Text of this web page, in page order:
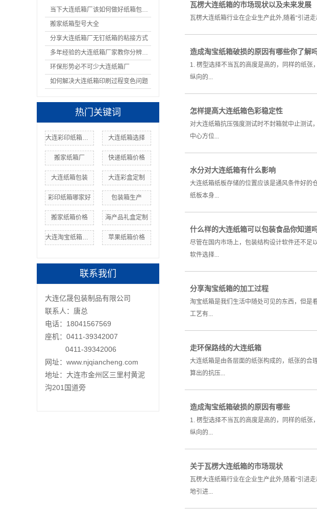
当下大连纸箱厂该如何做好纸箱包装呢
搬家纸箱型号大全
分享大连纸箱厂无钉纸箱的粘接方式
多年经验的大连纸箱厂家教你分辨纸箱的材质
环保形势必不可少大连纸箱厂
如何解决大连纸箱印刷过程变色问题
热门关键词
大连彩印纸箱优点 大连纸箱选择
搬家纸箱厂 快递纸箱价格
大连纸箱包装 大连彩盒定制
彩印纸箱哪家好 包装箱生产
搬家纸箱价格 海产品礼盒定制
大连淘宝纸箱定制 苹果纸箱价格
联系我们
大连亿晟包装制品有限公司
联系人：唐总
电话：18041567569
座机：0411-39342007
0411-39342006
网址：www.njqiancheng.com
地址：大连市金州区三里村黄泥
沟201国道旁
瓦楞大连纸箱的市场现状以及未来发展
瓦楞大连纸箱行业在企业生产此外,随着“引进
造成淘宝纸箱破损的原因有哪些你了解
1. 楞型选择不当瓦的高度是高的，同样的纸
纵向的...
怎样提高大连纸箱色彩稳定性
对大连纸箱抗压强度测试时不封箱就中止测试
中心方位...
水分对大连纸箱有什么影响
大连纸箱纸板存储的位置应该是通风条件好的
纸板本身...
什么样的大连纸箱可以包装食品你知道
尽管在国内市场上，包装结构设计软件还不足
软件选择...
分享淘宝纸箱的加工过程
淘宝纸箱是我们生活中随处可见的东西，但是
工艺有...
走环保路线的大连纸箱
大连纸箱是由各层面的纸张构成的，纸张的合
算出的抗压...
造成淘宝纸箱破损的原因有哪些
1. 楞型选择不当瓦的高度是高的，同样的纸
纵向的...
关于瓦楞大连纸箱的市场现状
瓦楞大连纸箱行业在企业生产此外,随着“引进
地引进...